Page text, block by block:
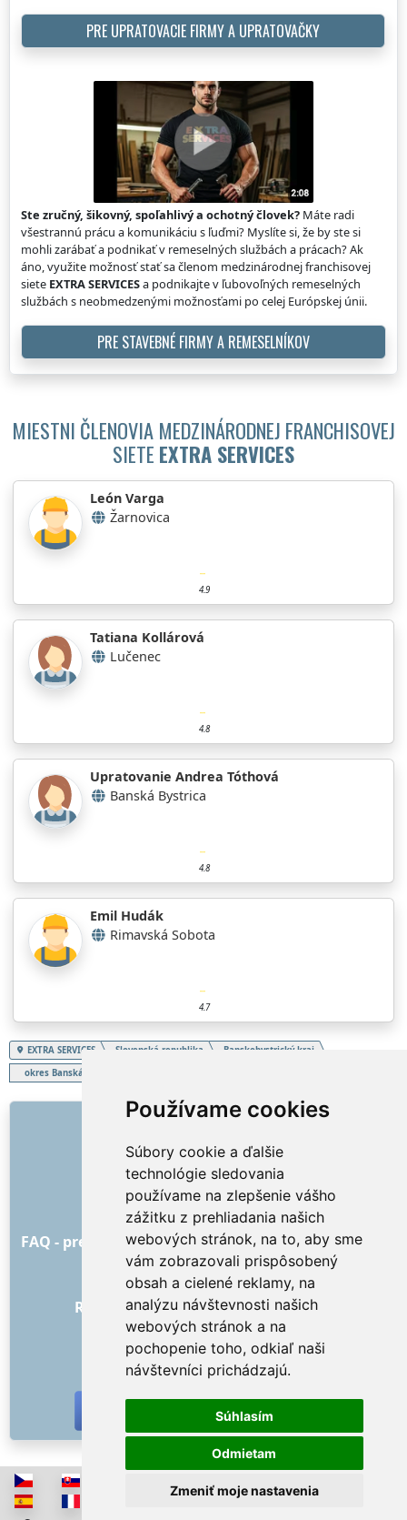
Používame cookies
Súbory cookie a ďalšie
technológie sledovania
používame na zlepšenie vášho
zážitku z prehliadania našich
webových stránok, na to, aby sme
vám zobrazovali prispôsobený
obsah a cielené reklamy, na
analýzu návštevnosti našich
webových stránok a na
pochopenie toho, odkiaľ naši
návštevníci prichádzajú.
Súhlasím
Odmietam
Zmeniť moje nastavenia
PRE UPRATOVACIE FIRMY A UPRATOVAČKY
Ste zručný, šikovný, spoľahlivý a ochotný človek? Máte radi
všestrannú prácu a komunikáciu s ľuďmi? Myslíte si, že by ste si
mohli zarábať a podnikať v remeselných službách a prácach? Ak
áno, využite možnosť stať sa členom medzinárodnej franchisovej
siete EXTRA SERVICESa podnikajte v ľubovoľných remeselných
službách s neobmedzenými možnosťami po celej Európskej únii.
PRE STAVEBNÉ FIRMY A REMESELNÍKOV
MIESTNI ČLENOVIA MEDZINÁRODNEJ FRANCHISOVEJ
SIETE EXTRA SERVICES
León Varga
Žarnovica
4.9
Tatiana Kollárová
Lučenec
4.8
Upratovanie Andrea Tóthová
Banská Bystrica
4.8
Emil Hudák
Rimavská Sobota
4.7
EXTRA SERVICES Slovenská republika
Banskobystrický kraj
okres Banská Štiavnica
ODKAZY
O nás
Ako to všetko začalo
Cenník
Všeobecné obchodné podmienky
FAQ - pre objednávateľa FAQ - pre poskytovateľov
Reklama a marketing
Blog
Recenzie objednávok s hodnotením
Kontakt
SOCIÁLNE SIETE